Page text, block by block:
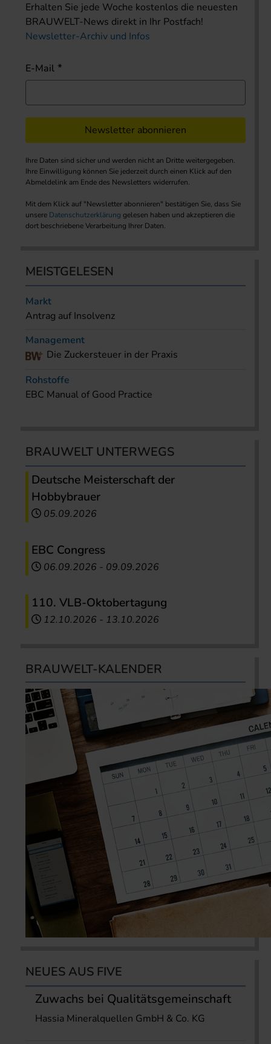
Erhalten Sie jede Woche kostenlos die neuesten
BRAUWELT-News direkt in Ihr Postfach!
Newsletter-Archiv und Infos
E-Mail
Newsletter abonnieren
Ihre Daten sind sicher und werden nicht an Dritte weitergegeben.
Ihre Einwilligung können Sie jederzeit durch einen Klick auf den
Abmeldelink am Ende des Newsletters widerrufen.
Mit dem Klick auf "Newsletter abonnieren" bestätigen Sie, dass Sie
unsere Datenschutzerklärung gelesen haben und akzeptieren die
dort beschriebene Verarbeitung Ihrer Daten.
MEISTGELESEN
Markt
Antrag auf Insolvenz
Management
Die Zuckersteuer in der Praxis
Rohstoffe
EBC Manual of Good Practice
BRAUWELT UNTERWEGS
Deutsche Meisterschaft der
Hobbybrauer
05.09.2026
EBC Congress
06.09.2026 - 09.09.2026
110. VLB-Oktobertagung
12.10.2026 - 13.10.2026
BRAUWELT-KALENDER
NEUES AUS FIVE
Zuwachs bei Qualitätsgemeinschaft
Hassia Mineralquellen GmbH & Co. KG